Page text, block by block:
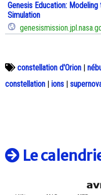
Genesis Education:
Simulation
constellation d'Orion |
constellation | ions |
Le